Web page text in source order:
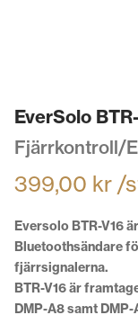
EverSolo
Fjärrkontroll/
399,00 kr /
Eversolo BTR-V16
Bluetoothsändare
fjärrsignalerna.
BTR-V16 är
DMP-A8 samt